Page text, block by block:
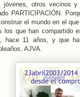
jóvenes, otros vecinos
PARTICIPACIÓN.
el mundo en el
los que han compartido
hace 11 años, y que
AJVA.